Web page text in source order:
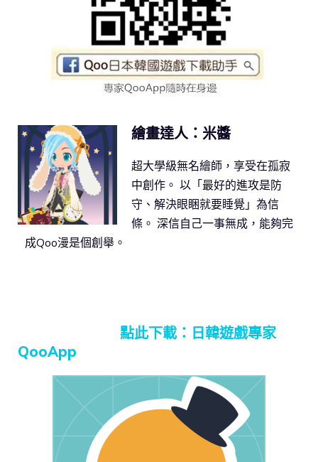
繪畫達人：米醬
超大學級無名繪師，享受在孤寂
中創作。 以「最好的進攻是防
守、解決眼睏就要睡覺」為信
條。 深信自己一事無成，能夠完
成Qoo漫是個創舉。
點此下載：日韓遊戲專家
QooApp